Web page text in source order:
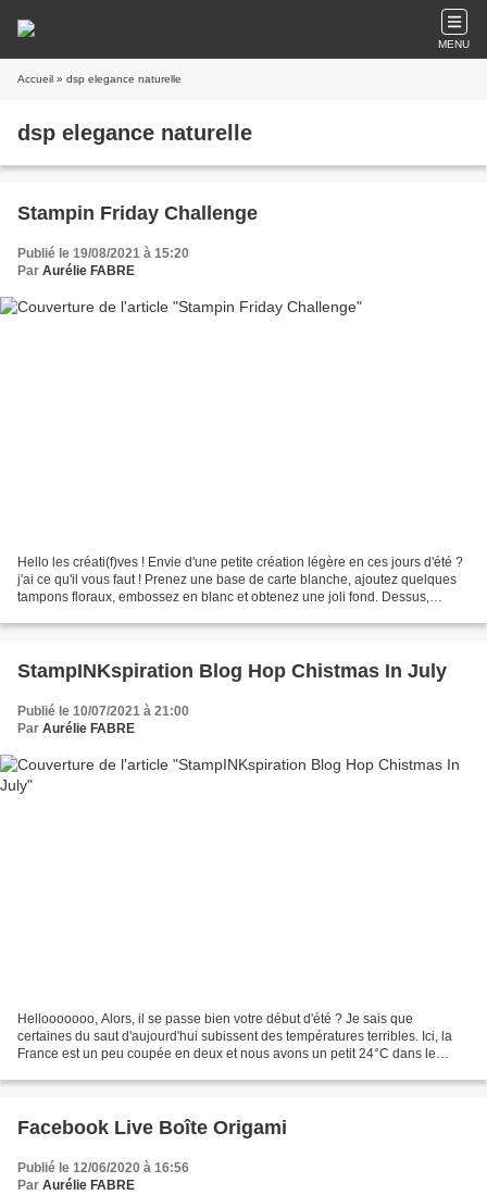
MENU
Accueil » dsp elegance naturelle
dsp elegance naturelle
Stampin Friday Challenge
Publié le 19/08/2021 à 15:20
Par Aurélie FABRE
Hello les créati(f)ves ! Envie d'une petite création légère en ces jours d'été ?
j'ai ce qu'il vous faut ! Prenez une base de carte blanche, ajoutez quelques
tampons floraux, embossez en blanc et obtenez une joli fond. Dessus,
StampINKspiration Blog Hop Chistmas In July
Publié le 10/07/2021 à 21:00
Par Aurélie FABRE
Hellooooooo, Alors, il se passe bien votre début d'été ? Je sais que
certaines du saut d'aujourd'hui subissent des températures terribles. Ici, la
France est un peu coupée en deux et nous avons un petit 24°C dans le
Facebook Live Boîte Origami
Publié le 12/06/2020 à 16:56
Par Aurélie FABRE